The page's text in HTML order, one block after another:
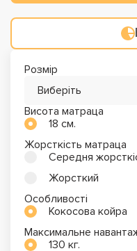
Розмір
Виберіть
Висота матраца
18 см.
Жорсткість матраца
Середня
Жорсткий
Особливості
Кокосова койра
Максимальне
130 кг.